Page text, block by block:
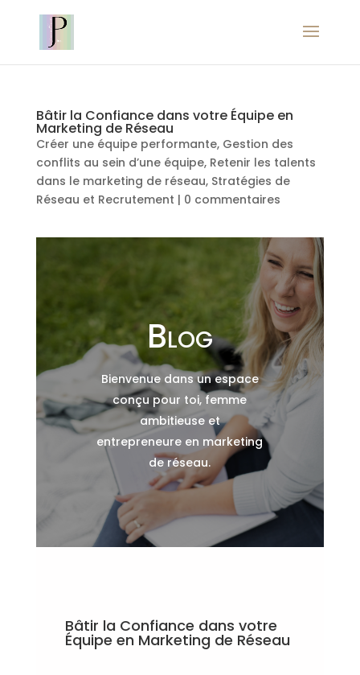
Bâtir la Confiance dans votre Équipe en
Marketing de Réseau
Créer une équipe performante, Gestion des
conflits au sein d’une équipe, Retenir les talents
dans le marketing de réseau, Stratégies de
Réseau et Recrutement | 0 commentaires
Blog
Bienvenue dans un espace
conçu pour toi, femme
ambitieuse et
entrepreneure en marketing
de réseau.
Bâtir la Confiance dans votre
Équipe en Marketing de Réseau